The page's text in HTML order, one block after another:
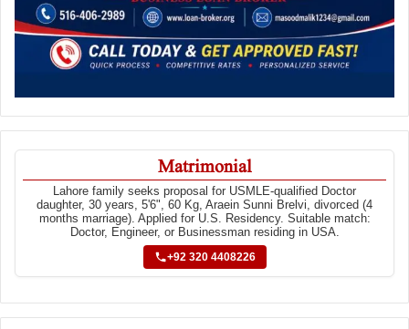
Matrimonial
Lahore family seeks proposal for USMLE-qualified Doctor
daughter, 30 years, 5'6", 60 Kg, Araein Sunni Brelvi, divorced (4
months marriage). Applied for U.S. Residency. Suitable match:
Doctor, Engineer, or Businessman residing in USA.
+92 320 4408226